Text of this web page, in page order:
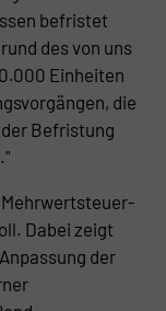
befristet
des von uns
Einheiten
die
Befristung
Mehrwertsteuer-
Dabei zeigt
der